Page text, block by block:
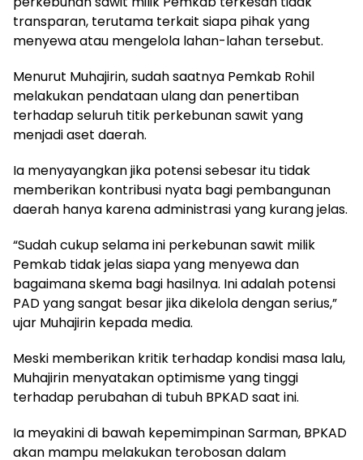
transparan, terutama terkait siapa pihak yang
menyewa atau mengelola lahan-lahan tersebut.
Menurut Muhajirin, sudah saatnya Pemkab Rohil
melakukan pendataan ulang dan penertiban
terhadap seluruh titik perkebunan sawit yang
menjadi aset daerah.
Ia menyayangkan jika potensi sebesar itu tidak
memberikan kontribusi nyata bagi pembangunan
daerah hanya karena administrasi yang kurang jelas.
“Sudah cukup selama ini perkebunan sawit milik
Pemkab tidak jelas siapa yang menyewa dan
bagaimana skema bagi hasilnya. Ini adalah potensi
PAD yang sangat besar jika dikelola dengan serius,”
ujar Muhajirin kepada media.
Meski memberikan kritik terhadap kondisi masa lalu,
Muhajirin menyatakan optimisme yang tinggi
terhadap perubahan di tubuh BPKAD saat ini.
Ia meyakini di bawah kepemimpinan Sarman, BPKAD
akan mampu melakukan terobosan dalam